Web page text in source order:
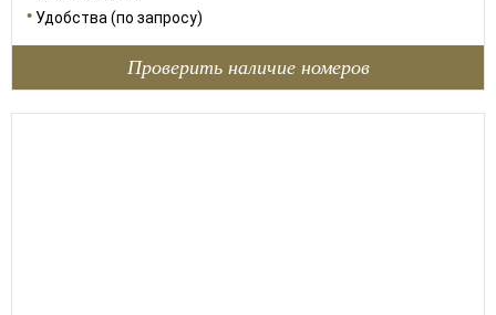
Удобства (по запросу)
Проверить наличие номеров